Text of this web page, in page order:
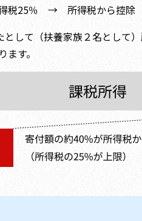
得税25％ → 所得税から控除
して（扶養家族２名として）
す。